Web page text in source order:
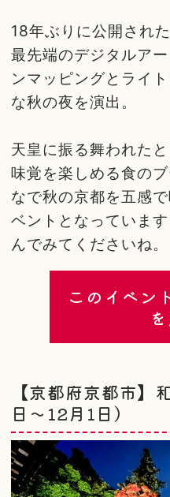
18年ぶりに公開され
最先端のデジタルア
ンマッピングとライ
な秋の夜を演出。
天皇に振る舞われた
味覚を楽しめる食の
なで秋の京都を五感
ベントとなっていま
んでみてくださいね。
このイベン
【京都府京都市】
日～12月1日）